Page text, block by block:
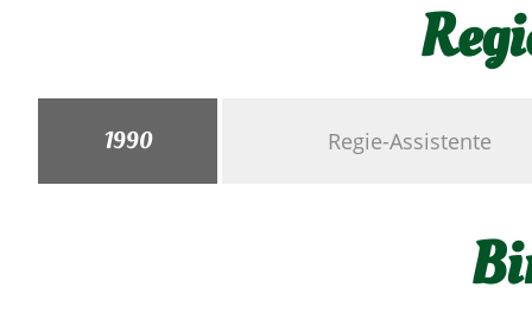
Regie-Assistente
1990